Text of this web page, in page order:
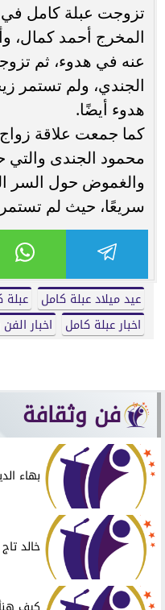
تزوجت عبلة كامل في
المخرج أحمد كمال،
عنه في هدوء، ثم
الجندي، ولم تستمر
هدوء أيضًا.
كما جمعت علاقة زواج
محمود الجندى والتي
والغموض حول السر
سريعًا، حيث لم
عيد ميلاد عبلة كامل عبلة
اخبار عبلة كامل
اخبار
فن وثقافة
بهاء
خالد